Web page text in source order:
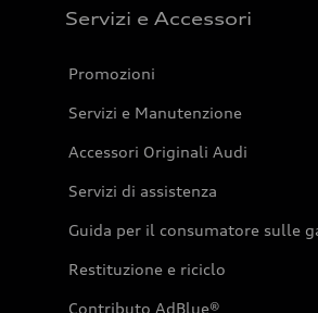
Servizi e Accessori
Promozioni
Servizi e Manutenzione
Accessori Originali Audi
Servizi di assistenza
Guida per il consumatore sulle
Restituzione e riciclo
Contributo AdBlue®